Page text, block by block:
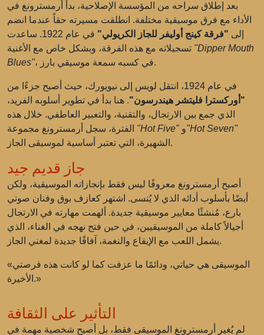
بعد إطلاق سراحه من المؤسسة الإصلاحية، بدأ أرمسترونغ في
الأداء مع فرق موسيقية مختلفة. انطلقت مسيرته حقاً عندما انضم
إلى "فرقة كينج أوليفر للجاز الكريولي"
في عام 1922. ساعدت
"Dipper Mouth
Blues"
، في كسبه سمعة موسيقي بارز.
في عام 1924، انتقل لويس إلى نيويورك، حيث أصبح جزءًا من
"أوركسترا فليتشر هيندرسون". هنا بدأ في تطوير أسلوبه الفريد،
الذي جمع بين الارتجال، والتقنية، والتعبير العاطفي. خلال هذه
"Hot Five" و"Hot Seven"
الشهيرة، التي تعتبر أساسية لموسيقى الجاز.
جاز قديم جيد
أصبح أرمسترونغ معروفًا ليس فقط بإنجازاته الموسيقية، ولكن
أيضًا بأسلوب أدائه الذي لا يُنسى. اشتهر كعازف بوق وفنان صوتي
بارع، مُنشئًا معايير موسيقية جديدة. ألهمت مهارته في الارتجال
أجيالاً كاملة من الموسيقيين، في حين فتح نهجه في الغناء، الذي
يشمل اللعب مع الإيقاع والنغمة، آفاقًا جديدة لمغني الجاز.
«الموسيقى هي حياتي، ودائمًا ما عزفت كما لو كانت هذه فرصتي
الأخيرة.»
التأثير على الثقافة
لم يُغير أرمسترونغ الموسيقى فقط، بل أصبح شخصية مهمة في